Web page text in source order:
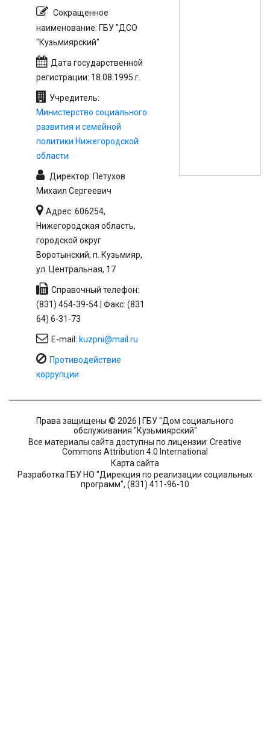
Сокращенное
наименование: ГБУ "ДСО
"Кузьмиярский"
Дата государственной
регистрации: 18.08.1995 г.
Учредитель:
Министерство социального
развития и семейной
политики Нижегородской
области
Директор: Петухов
Михаил Сергеевич
Адрес: 606254,
Нижегородская область,
городской округ
Воротынский, п. Кузьмияр,
ул. Центральная, 17
Справочный телефон:
(831) 454-39-54 | Факс: (831
64) 6-31-73
E-mail: kuzpni@mail.ru
Противодействие
коррупции
Права защищены © 2026 | ГБУ "Дом социального
обслуживания "Кузьмиярский"
Все материалы сайта доступны по лицензии: Creative
Commons Attribution 4.0 International
Карта сайта
Разработка ГБУ НО "Дирекция по реализации социальных
программ", (831) 411-96-10